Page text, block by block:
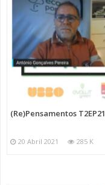
(Re)Pensamentos T2EP21
20 Abril 2021 285 K